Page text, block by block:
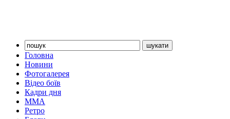
Головна
Новини
Фотогалерея
Відео боїв
Кадри дня
ММА
Ретро